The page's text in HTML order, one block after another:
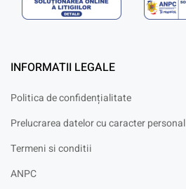
INFORMATII LEGALE
Politica de confidențialitate
Prelucrarea datelor cu caracter personal
Termeni si conditii
ANPC